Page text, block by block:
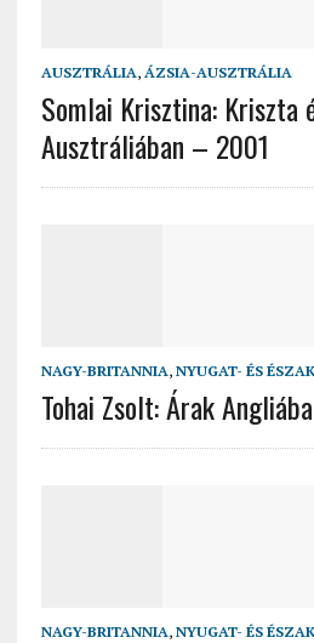
AUSZTRÁLIA, ÁZSIA-AUSZTRÁLIA
Somlai Krisztina: Kriszta
Ausztráliában – 2001
NAGY-BRITANNIA, NYUGAT- ÉS
Tohai Zsolt: Árak
NAGY-BRITANNIA, NYUGAT- ÉS